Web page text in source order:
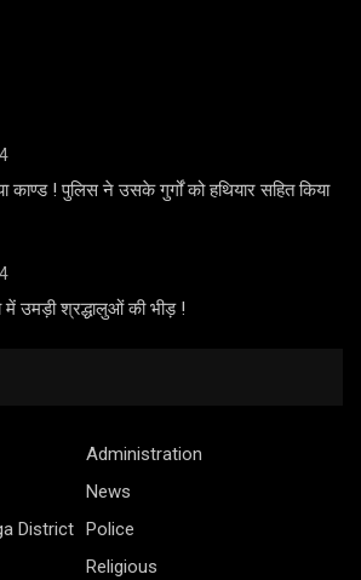
काण्ड ! पुलिस ने उसके गुर्गों को हथियार सहित किया
उमड़ी श्रद्धालुओं की भीड़ !
Administration
News
District Police
Religious